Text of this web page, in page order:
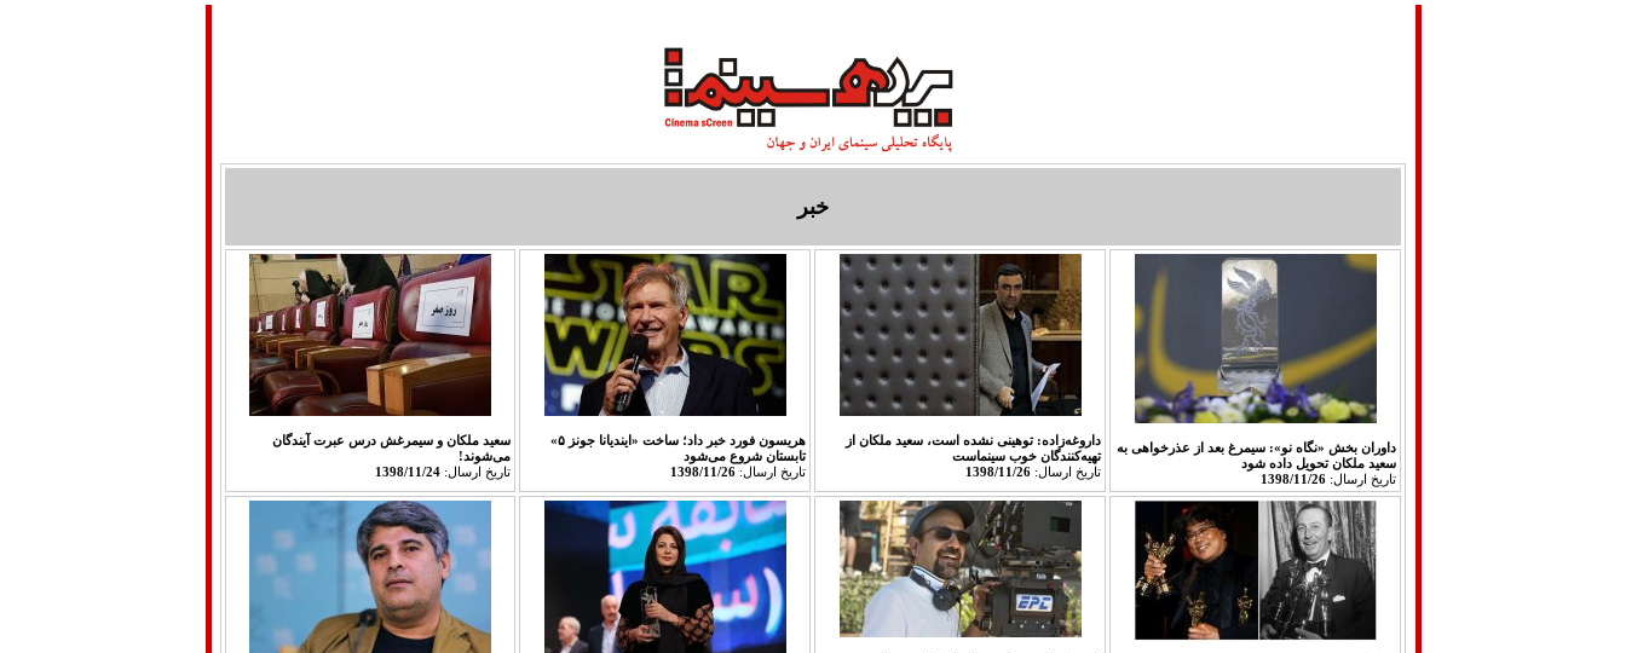
خبر
داوران بخش «نگاه نو»: سیمرغ بعد از عذرخواهی به
سعید ملکان تحویل داده شود
تاريخ ارسال: 1398/11/26
داروغه‌زاده: توهینی نشده است، سعید ملکان از
تهیه‌کنندگان خوب سینماست
تاريخ ارسال: 1398/11/26
هریسون فورد خبر داد؛ ساخت «ایندیانا جونز ۵»
تابستان شروع می‌شود
تاريخ ارسال: 1398/11/26
سعید ملکان و سیمرغش درس عبرت آیندگان
می‌شوند!
تاريخ ارسال: 1398/11/24